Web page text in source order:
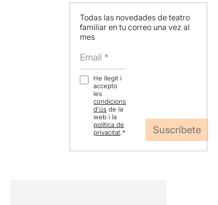
Todas las novedades de teatro
familiar en tu correo una vez al
mes
He llegit i
accepto
les
condicions
d'ús de la
web i la
política de
privacitat.*